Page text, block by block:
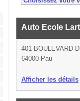
Auto Ecole
401 BOULEVARD
64000 Pau
Afficher les détails